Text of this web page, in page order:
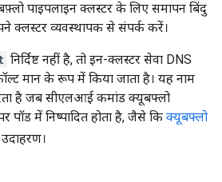
पाइपलाइन क्लस्टर के लिए समापन बिंदु
क्लस्टर व्यवस्थापक से संपर्क करें।
निर्दिष्ट नहीं है, तो इन-क्लस्टर सेवा DNS
मान के रूप में किया जाता है। यह नाम
है जब सीएलआई कमांड क्यूबफ्लो
पॉड में निष्पादित होता है, जैसे कि क्यूबफ्लो
उदाहरण।